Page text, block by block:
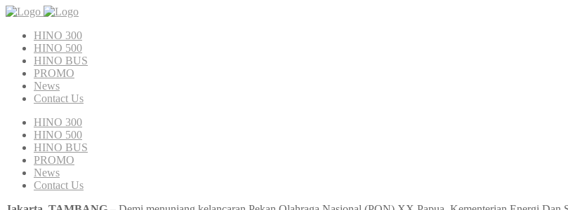
HINO 300
HINO 500
HINO BUS
PROMO
News
Contact Us
HINO 300
HINO 500
HINO BUS
PROMO
News
Contact Us